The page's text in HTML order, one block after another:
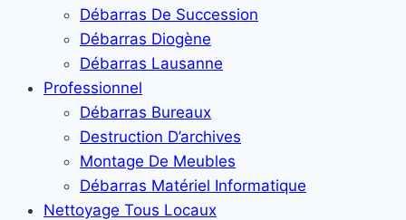
Débarras De Succession
Débarras Diogène
Débarras Lausanne
Professionnel
Débarras Bureaux
Destruction D’archives
Montage De Meubles
Débarras Matériel Informatique
Nettoyage Tous Locaux